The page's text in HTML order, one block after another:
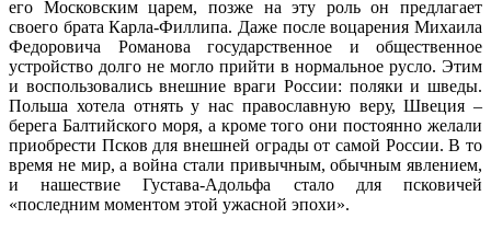
его Московским царем, позже на эту роль он предлагает
своего брата Карла-Филлипа. Даже после воцарения Михаила
Федоровича Романова государственное и общественное
устройство долго не могло прийти в нормальное русло. Этим
и воспользовались внешние враги России: поляки и шведы.
Польша хотела отнять у нас православную веру, Швеция –
берега Балтийского моря, а кроме того они постоянно желали
приобрести Псков для внешней ограды от самой России. В то
время не мир, а война стали привычным, обычным явлением,
и нашествие Густава-Адольфа стало для псковичей
«последним моментом этой ужасной эпохи».